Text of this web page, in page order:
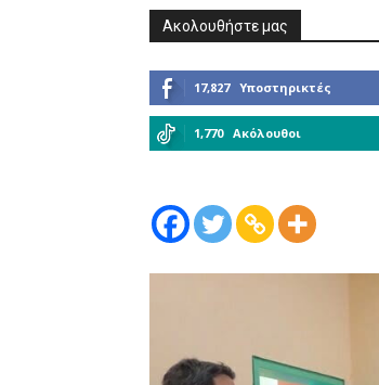
Ακολουθήστε μας
17,827 Υποστηρικτές
1,770 Ακόλουθοι